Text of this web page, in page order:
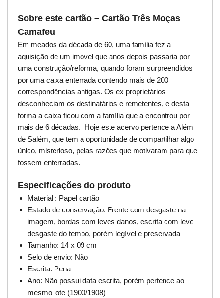
Sobre este cartão – Cartão Três Moças
Camafeu
Em meados da década de 60, uma família fez a
aquisição de um imóvel que anos depois passaria por
uma construção/reforma, quando foram surpreendidos
por uma caixa enterrada contendo mais de 200
correspondências antigas. Os ex proprietários
desconheciam os destinatários e remetentes, e desta
forma a caixa ficou com a família que a encontrou por
mais de 6 décadas. Hoje este acervo pertence a Além
de Salém, que tem a oportunidade de compartilhar algo
único, misterioso, pelas razões que motivaram para que
fossem enterradas.
Especificações do produto
Material : Papel cartão
Estado de conservação: Frente com desgaste na
imagem, bordas com leves danos, escrita com leve
desgaste do tempo, porém legível e preservada
Tamanho: 14 x 09 cm
Selo de envio: Não
Escrita: Pena
Ano: Não possui data escrita, porém pertence ao
mesmo lote (1900/1908)